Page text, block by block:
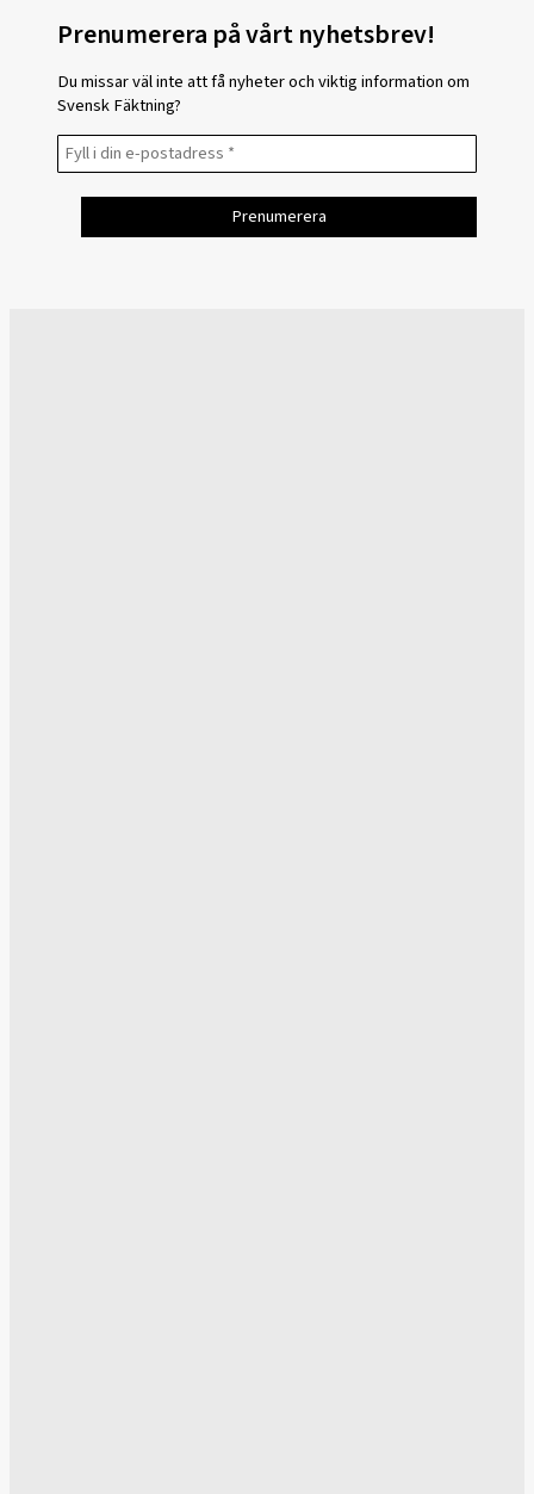
Prenumerera på vårt nyhetsbrev!
Du missar väl inte att få nyheter och viktig information om
Svensk Fäktning?